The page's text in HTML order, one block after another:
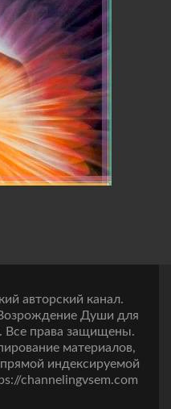
авторский канал.
Души для
Все права защищены.
материалов,
индексируемой
channelingvsem.com